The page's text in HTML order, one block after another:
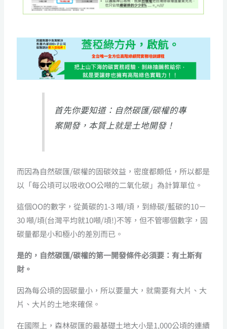
首先你要知道：自然碳匯/碳權的專
案開發，本質上就是土地開發！
而因為自然碳匯/碳權的固碳效益，密度都頗低，所以都是
以「每公頃可以吸收OO公噸的二氧化碳」為計算單位。
這個OO的數字，從黃碳的1-3 噸/頃，到綠碳/藍碳的10－
30 噸/頃(台灣平均就10噸/頃!)不等，但不管哪個數字，固
碳量都是小和極小的差別而已。
是的，自然碳匯/碳權的第一開發條件必須要：有土斯有
財。
因為每公頃的固碳量小，所以要量大，就需要有大片、大
片、大片的土地來確保。
在國際上，森林碳匯的最基礎土地大小是1,000公頃的連續